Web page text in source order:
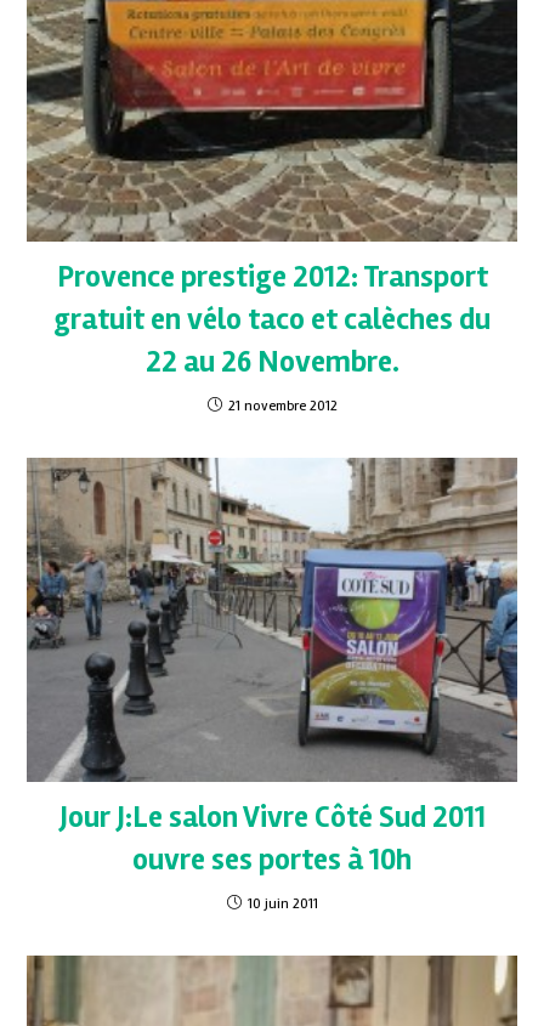
Provence prestige 2012: Transport
gratuit en vélo taco et calèches du
22 au 26 Novembre.
21 novembre 2012
Jour J:Le salon Vivre Côté Sud 2011
ouvre ses portes à 10h
10 juin 2011